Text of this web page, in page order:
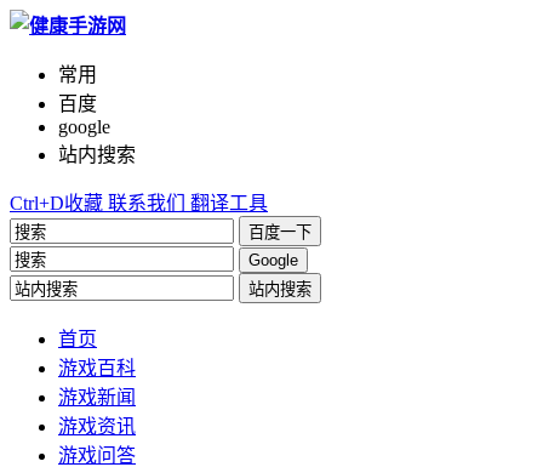
常用
百度
google
站内搜索
Ctrl+D收藏 联系我们 翻译工具
百度一下
Google
站内搜索
首页
游戏百科
游戏新闻
游戏资讯
游戏问答